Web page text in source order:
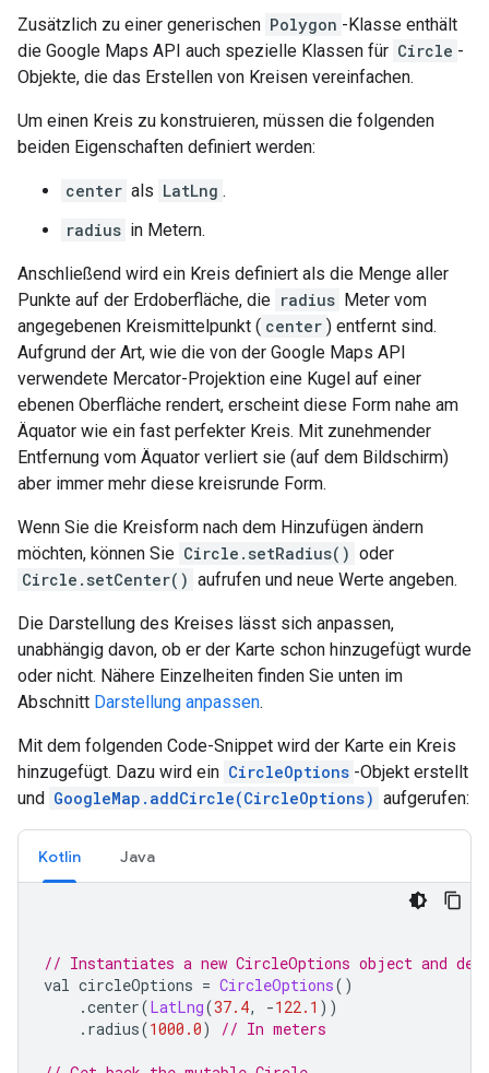
Zusätzlich zu einer generischen Polygon -Klasse enthält
die Google Maps API auch spezielle Klassen für Circle -
Objekte, die das Erstellen von Kreisen vereinfachen.
Um einen Kreis zu konstruieren, müssen die folgenden
beiden Eigenschaften definiert werden:
center als LatLng .
radius in Metern.
Anschließend wird ein Kreis definiert als die Menge aller
Punkte auf der Erdoberfläche, die radius Meter vom
angegebenen Kreismittelpunkt ( center ) entfernt sind.
Aufgrund der Art, wie die von der Google Maps API
verwendete Mercator-Projektion eine Kugel auf einer
ebenen Oberfläche rendert, erscheint diese Form nahe am
Äquator wie ein fast perfekter Kreis. Mit zunehmender
Entfernung vom Äquator verliert sie (auf dem Bildschirm)
aber immer mehr diese kreisrunde Form.
Wenn Sie die Kreisform nach dem Hinzufügen ändern
möchten, können Sie Circle.setRadius() oder
Circle.setCenter() aufrufen und neue Werte angeben.
Die Darstellung des Kreises lässt sich anpassen,
unabhängig davon, ob er der Karte schon hinzugefügt wurde
oder nicht. Nähere Einzelheiten finden Sie unten im
Abschnitt Darstellung anpassen.
Mit dem folgenden Code-Snippet wird der Karte ein Kreis
hinzugefügt. Dazu wird ein CircleOptions -Objekt erstellt
und GoogleMap.addCircle(CircleOptions) aufgerufen:
Kotlin Java
// Instantiates a new CircleOptions object and
val circleOptions = CircleOptions()
.center(LatLng(37.4, -122.1 ))
. radius(1000.0) // In meters